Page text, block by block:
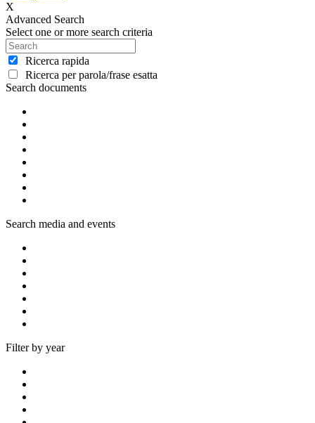
X
Advanced Search
Select one or more search criteria
Ricerca rapida
Ricerca per parola/frase esatta
Search documents
Search media and events
Filter by year